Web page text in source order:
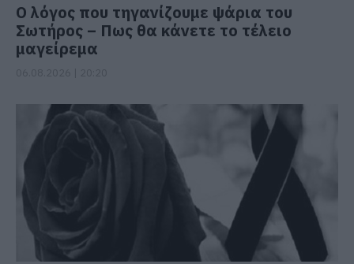
Ο λόγος που τηγανίζουμε ψάρια του
Σωτήρος – Πως θα κάνετε το τέλειο
μαγείρεμα